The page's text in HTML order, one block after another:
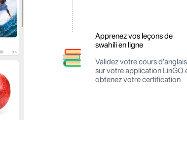
Apprenez vos leçons de
swahili en ligne
Validez votre cours d'anglais
sur votre application LinGO
obtenez votre certification